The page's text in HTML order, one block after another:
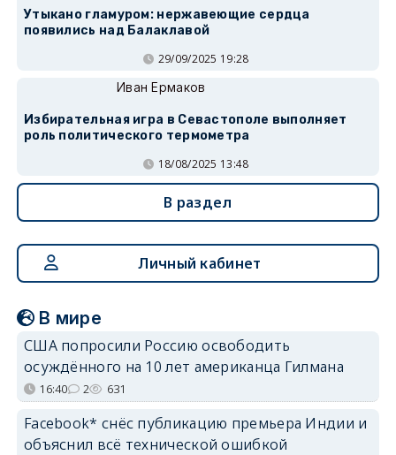
Утыкано гламуром: нержавеющие сердца
появились над Балаклавой
29/09/2025 19:28
Иван Ермаков
Избирательная игра в Севастополе выполняет
роль политического термометра
18/08/2025 13:48
В раздел
Личный кабинет
В мире
США попросили Россию освободить
осуждённого на 10 лет американца Гилмана
16:40 2 631
Facebook* снёс публикацию премьера Индии и
объяснил всё технической ошибкой